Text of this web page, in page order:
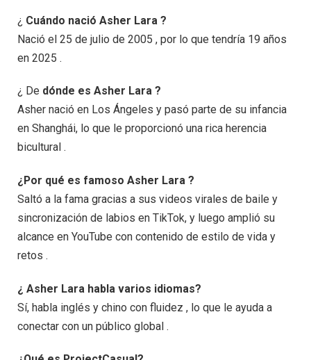
¿ Cuándo nació Asher Lara ?
Nació el 25 de julio de 2005 , por lo que tendría 19 años
en 2025 .
¿ De dónde es Asher Lara ?
Asher nació en Los Ángeles y pasó parte de su infancia
en Shanghái, lo que le proporcionó una rica herencia
bicultural .
¿Por qué es famoso Asher Lara ?
Saltó a la fama gracias a sus videos virales de baile y
sincronización de labios en TikTok, y luego amplió su
alcance en YouTube con contenido de estilo de vida y
retos .
¿ Asher Lara habla varios idiomas?
Sí, habla inglés y chino con fluidez , lo que le ayuda a
conectar con un público global .